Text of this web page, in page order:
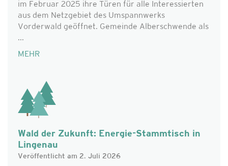
im Februar 2025 ihre Türen für alle Interessierten
aus dem Netzgebiet des Umspannwerks
Vorderwald geöffnet. Gemeinde Alberschwende als
...
MEHR
Wald der Zukunft: Energie-Stammtisch in
Lingenau
Veröffentlicht am 2. Juli 2026